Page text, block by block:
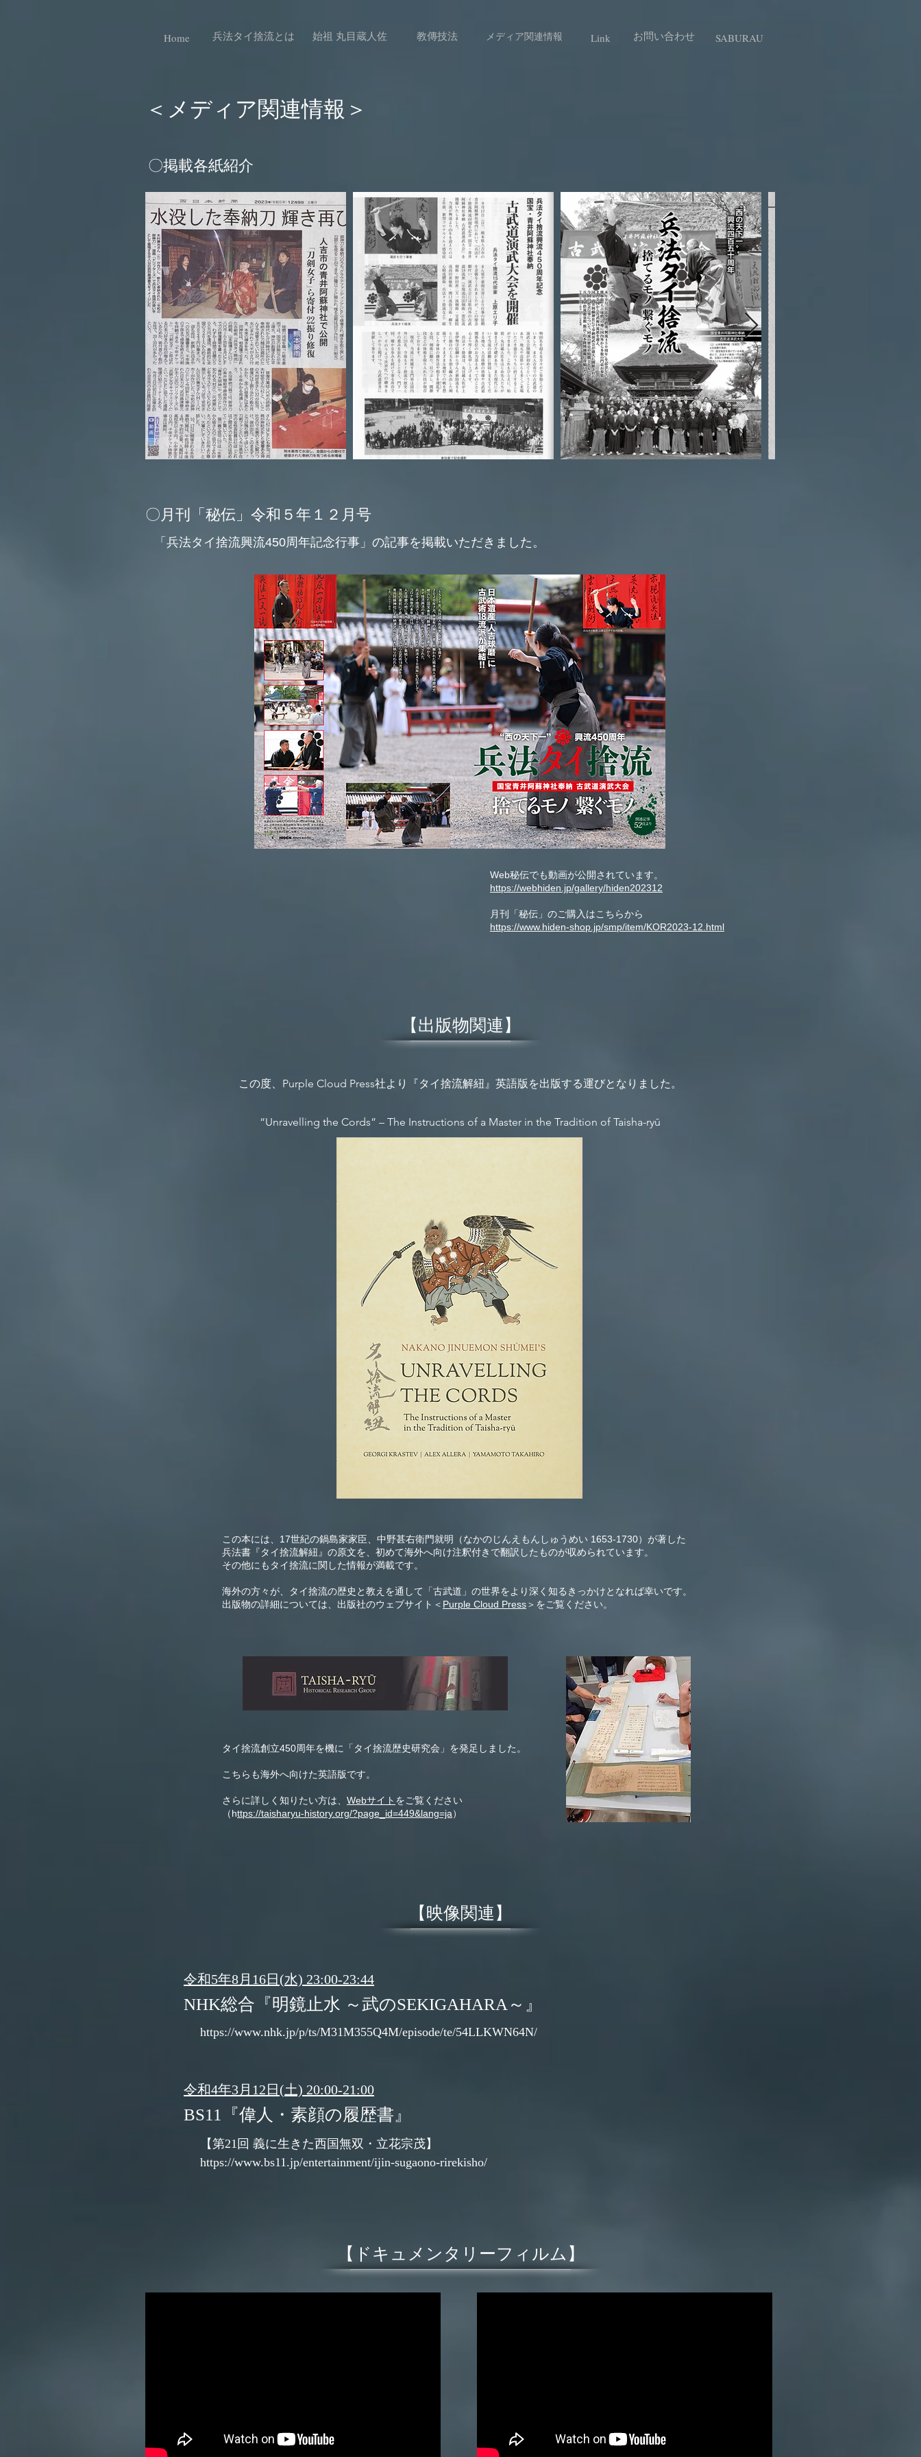
Home 兵法タイ捨流とは 始祖 丸目蔵人佐 教傳技法 メディア関連情報 Link お問い合わせ SABURAU
＜メディア関連情報＞
​〇掲載各紙紹介
​〇月刊「秘伝」令和５年１２月号
「兵法タイ捨流興流450周年記念行事」の記事を掲載いただきました。
Web秘伝でも動画が公開されています。
https://webhiden.jp/gallery/hiden202312
​月刊「秘伝」のご購入はこちらから
https://www.hiden-shop.jp/smp/item/KOR2023-12.html
【出版物関連】
この度、Purple Cloud Press社より『タイ捨流解紐』英語版を出版する運びとなりました。
“Unravelling the Cords” – The Instructions of a Master in the Tradition of Taisha-ryū
この本には、17世紀の鍋島家家臣、中野甚右衛門就明（なかのじんえもんしゅうめい 1653-1730）が著した
兵法書『タイ捨流解紐』の原文を、初めて海外へ向け注釈付きで翻訳したものが収められています。
その他にもタイ捨流に関した情報が満載です。
海外の方々が、タイ捨流の歴史と教えを通して「古武道」の世界をより深く知るきっかけとなれば幸いです。
出版物の詳細については、出版社のウェブサイト＜ Purple Cloud Press＞をご覧ください。
タイ捨流創立450周年を機に「タイ捨流歴史研究会」を発足しました。
こちらも海外へ向けた英語版です。
さらに詳しく知りたい方は、 Webサイト をご覧ください
（https://taisharyu-history.org/?page_id=449&lang=ja）
【映像関連】
令和5年8月16日(水) 23:00-23:44
NHK総合『明鏡止水 ～武のSEKIGAHARA～』
https://www.nhk.jp/p/ts/M31M355Q4M/episode/te/54LLKWN64N/
令和4年3月12日(土) 20:00-21:00
BS11『偉人・素顔の履歴書』
【第21回 義に生きた西国無双・立花宗茂】
https://www.bs11.jp/entertainment/ijin-sugaono-rirekisho/
【ドキュメンタリーフィルム】